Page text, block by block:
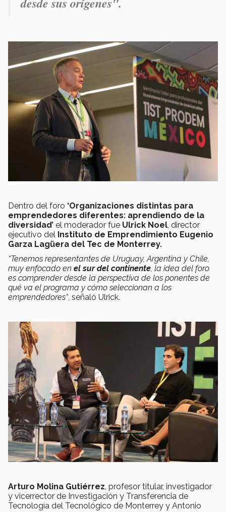
Dentro del foro ‘Organizaciones distintas para
emprendedores diferentes: aprendiendo de la
diversidad’ el moderador fue Ulrick Noel, director
ejecutivo del Instituto de Emprendimiento Eugenio
Garza Lagüera del Tec de Monterrey.
“Tenemos representantes de Uruguay, Argentina y Chile,
muy enfocado en el sur del continente, la idea del foro
es comprender desde la perspectiva de los ponentes de
qué va el programa y cómo seleccionan a los
emprendedores”, señaló Ulrick.
Arturo Molina Gutiérrez , profesor titular, investigador
y vicerrector de Investigación y Transferencia de
Tecnología del Tecnológico de Monterrey y Antonio